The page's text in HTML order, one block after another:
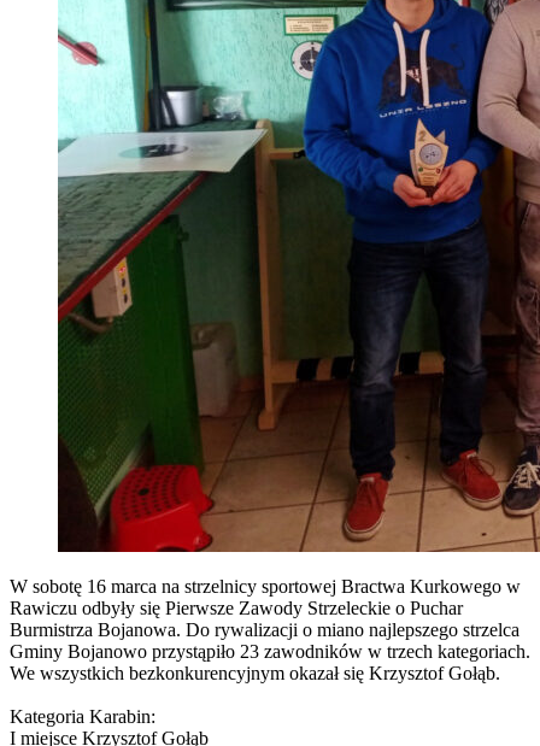
W sobotę 16 marca na strzelnicy sportowej Bractwa Kurkowego w
Rawiczu odbyły się Pierwsze Zawody Strzeleckie o Puchar
Burmistrza Bojanowa. Do rywalizacji o miano najlepszego strzelca
Gminy Bojanowo przystąpiło 23 zawodników w trzech kategoriach.
We wszystkich bezkonkurencyjnym okazał się Krzysztof Gołąb.
Kategoria Karabin:
I miejsce Krzysztof Gołąb